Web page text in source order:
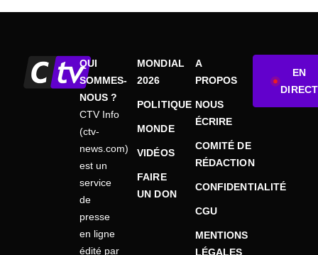
QUI
SOMMES-
NOUS ?
CTV Info
(ctv-
news.com)
est un
service
de
presse
en ligne
édité par
MONDIAL
2026
POLITIQUE
MONDE
VIDÉOS
FAIRE
UN DON
A
PROPOS
NOUS
ÉCRIRE
COMITÉ DE
RÉDACTION
CONFIDENTIALITÉ
CGU
MENTIONS
LÉGALES
EN
DIRECT